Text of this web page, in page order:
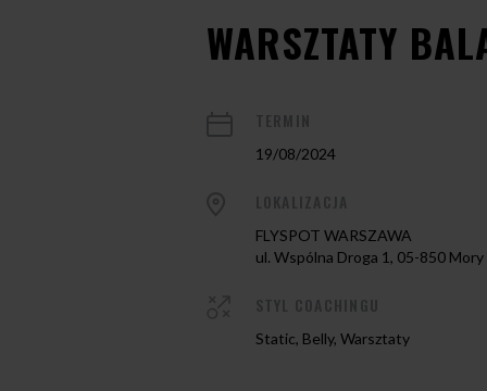
WARSZTATY
19/08/2024
FLYSPOT WARSZAWA
ul. Wspólna Droga 1, 05-850 Mory
Static, Belly, Warsztaty